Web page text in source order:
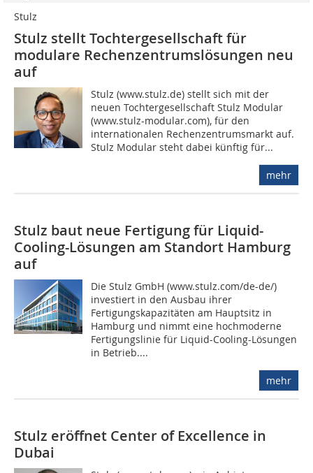
Stulz
Stulz stellt Tochter­gesellschaft für
modulare Rechenzentrumslösungen neu
auf
Stulz (www.stulz.de) stellt sich mit der
neuen Tochtergesellschaft Stulz Modular
(www.stulz-modular.com), für den
internationalen Rechenzentrumsmarkt auf.
Stulz Modular steht dabei künftig für...
mehr
Stulz baut neue Fertigung für Liquid-
Cooling-Lösungen am Standort Hamburg
auf
Die Stulz GmbH (www.stulz.com/de-de/)
investiert in den Ausbau ihrer
Fertigungskapazitäten am Hauptsitz in
Hamburg und nimmt eine hochmoderne
Fertigungslinie für Liquid-Cooling-Lösungen
in Betrieb....
mehr
Stulz eröffnet Center of Excellence in
Dubai